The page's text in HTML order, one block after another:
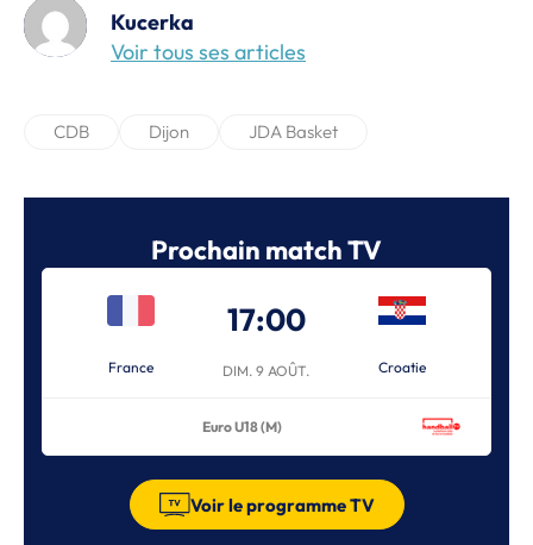
Kucerka
Voir tous ses articles
CDB Dijon JDA Basket
Prochain match TV
France
17:00
DIM. 9 AOÛT. Croatie
Euro U18 (M)
Voir le programme TV